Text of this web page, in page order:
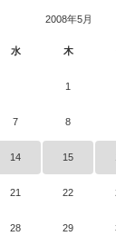
2008年5月
水 木
1
7 8
14 15
21 22
28 29